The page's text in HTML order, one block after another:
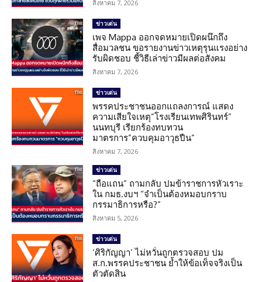
สิงหาคม 7, 2026
ข่าวเด่น
เพจ Mappa ออกจดหมายเปิดผนึกถึง
สื่อมวลชน ขอรายงานข่าวเหตุรุนแรงอย่าง
รับผิดชอบ ชี้วิธีเล่าข่าวมีผลต่อสังคม
สิงหาคม 7, 2026
ข่าวเด่น
พรรคประชาชนออกแถลงการณ์ แสดง
ความเสียใจเหตุ”โรงเรียนเทพศิรินทร์”
นนทบุรี เรียกร้องทบทวน
มาตรการ”ควบคุมอาวุธปืน”
สิงหาคม 7, 2026
ข่าวเด่น
“ถือแถน” ถามกลับ ปมข้าราชการหัวเราะ
ใน กมธ.งบฯ “จำเป็นต้องหมอบกราบ
กรรมาธิการหรือ?”
สิงหาคม 5, 2026
ข่าวเด่น
‘ศิริกัญญา’ ไม่หวั่นถูกตรวจสอบ ปม
ส.ก.พรรคประชาชน ย้ำให้ข้อเท็จจริงเป็น
ตัวตัดสิน